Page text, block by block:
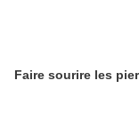
Faire sourire les